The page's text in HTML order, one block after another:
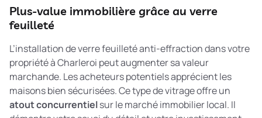
Plus-value immobilière grâce au verre
feuilleté
L’installation de verre feuilleté anti-effraction dans votre
propriété à Charleroi peut augmenter sa valeur
marchande. Les acheteurs potentiels apprécient les
maisons bien sécurisées. Ce type de vitrage offre un
atout concurrentielsur le marché immobilier local. Il